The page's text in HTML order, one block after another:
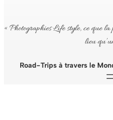
« Photographies Life style, ce que
lieu
Road-Trips à travers le